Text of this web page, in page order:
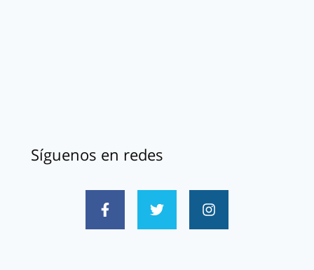
Síguenos en redes